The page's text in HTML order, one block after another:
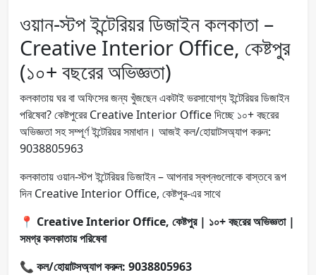
ওয়ান-স্টপ ইন্টেরিয়র ডিজাইন কলকাতা –
Creative Interior Office, কেষ্টপুর
(১০+ বছরের অভিজ্ঞতা)
কলকাতায় ঘর বা অফিসের জন্য খুঁজছেন একটাই ভরসাযোগ্য ইন্টেরিয়র ডিজাইন
পরিষেবা? কেষ্টপুরের Creative Interior Office দিচ্ছে ১০+ বছরের
অভিজ্ঞতা সহ সম্পূর্ণ ইন্টেরিয়র সমাধান। আজই কল/হোয়াটসঅ্যাপ করুন:
9038805963
কলকাতায় ওয়ান-স্টপ ইন্টেরিয়র ডিজাইন – আপনার স্বপ্নগুলোকে বাস্তবে রূপ
দিন Creative Interior Office, কেষ্টপুর-এর সাথে
📍 Creative Interior Office, কেষ্টপুর | ১০+ বছরের অভিজ্ঞতা |
সমগ্র কলকাতায় পরিষেবা
📞 কল/হোয়াটসঅ্যাপ করুন: 9038805963